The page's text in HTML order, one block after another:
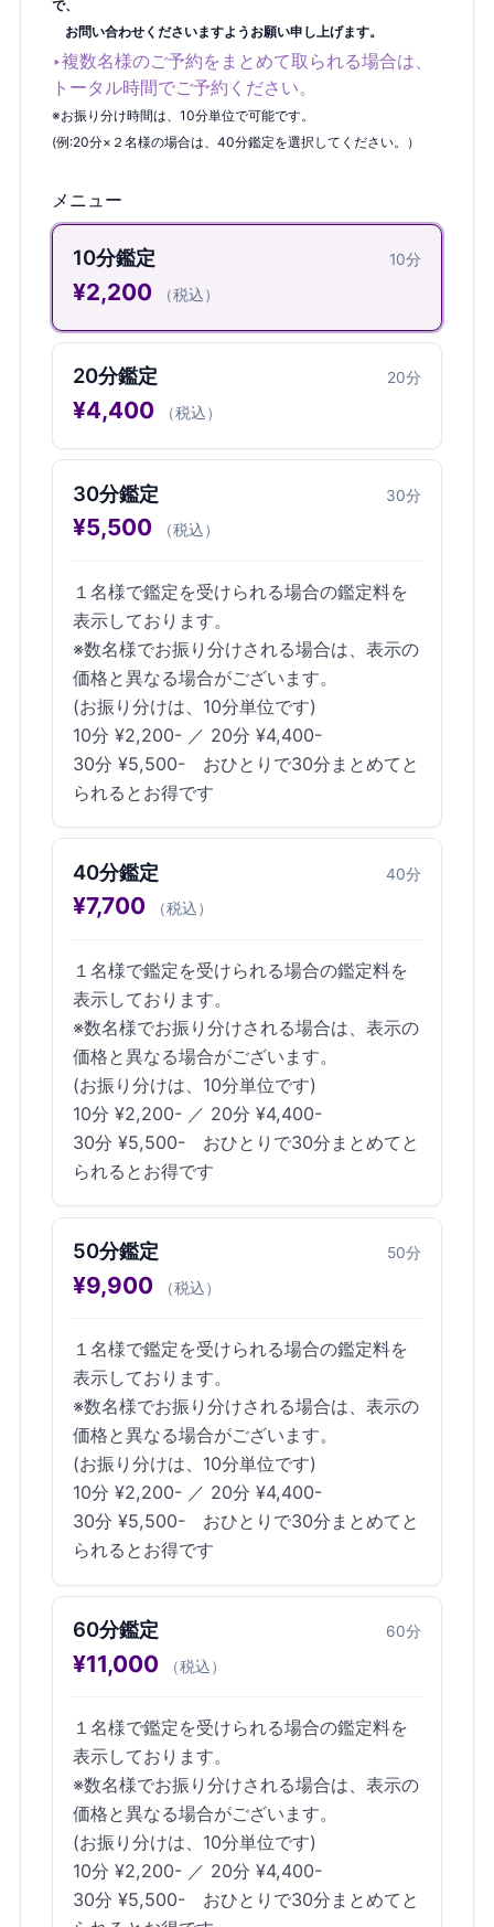
で、
お問い合わせくださいますようお願い申し上げます。
‣複数名様のご予約をまとめて取られる場合は、
トータル時間でご予約ください。
※お振り分け時間は、10分単位で可能です。
(例:20分×２名様の場合は、40分鑑定を選択してください。）
メニュー
10分鑑定 10分
¥2,200 （税込）
20分鑑定 20分
¥4,400 （税込）
30分鑑定 30分
¥5,500 （税込）
１名様で鑑定を受けられる場合の鑑定料を
表示しております。
※数名様でお振り分けされる場合は、表示の
価格と異なる場合がございます。
(お振り分けは、10分単位です)
10分 ¥2,200- ／ 20分 ¥4,400-
30分 ¥5,500- おひとりで30分まとめてと
られるとお得です
40分鑑定 40分
¥7,700 （税込）
１名様で鑑定を受けられる場合の鑑定料を
表示しております。
※数名様でお振り分けされる場合は、表示の
価格と異なる場合がございます。
(お振り分けは、10分単位です)
10分 ¥2,200- ／ 20分 ¥4,400-
30分 ¥5,500- おひとりで30分まとめてと
られるとお得です
50分鑑定 50分
¥9,900 （税込）
１名様で鑑定を受けられる場合の鑑定料を
表示しております。
※数名様でお振り分けされる場合は、表示の
価格と異なる場合がございます。
(お振り分けは、10分単位です)
10分 ¥2,200- ／ 20分 ¥4,400-
30分 ¥5,500- おひとりで30分まとめてと
られるとお得です
60分鑑定 60分
¥11,000 （税込）
１名様で鑑定を受けられる場合の鑑定料を
表示しております。
※数名様でお振り分けされる場合は、表示の
価格と異なる場合がございます。
(お振り分けは、10分単位です)
10分 ¥2,200- ／ 20分 ¥4,400-
30分 ¥5,500- おひとりで30分まとめてと